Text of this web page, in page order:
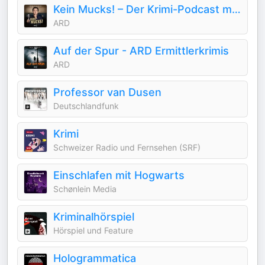
Kein Mucks! – Der Krimi-Podcast mit Bastian Pastewka
ARD
Auf der Spur - ARD Ermittlerkrimis
ARD
Professor van Dusen
Deutschlandfunk
Krimi
Schweizer Radio und Fernsehen (SRF)
Einschlafen mit Hogwarts
Schønlein Media
Kriminalhörspiel
Hörspiel und Feature
Hologrammatica